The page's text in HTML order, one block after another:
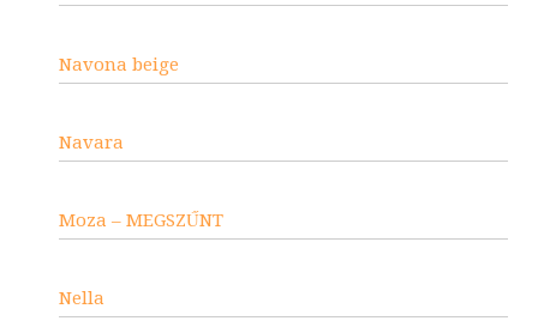
Navona beige
Navara
Moza – MEGSZŰNT
Nella